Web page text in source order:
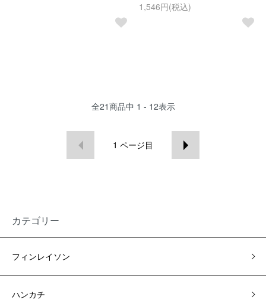
1,546円(税込)
全21商品中 1 - 12表示
1 ページ目
カテゴリー
フィンレイソン
ハンカチ